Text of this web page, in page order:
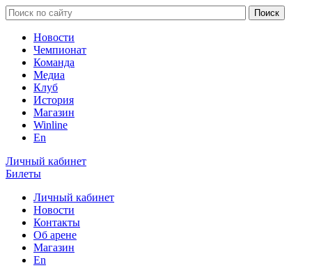
Новости
Чемпионат
Команда
Медиа
Клуб
История
Магазин
Winline
En
Личный кабинет
Билеты
Личный кабинет
Новости
Контакты
Об арене
Магазин
En